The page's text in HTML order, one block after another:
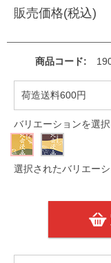
販売価格(税込)
商品コード
荷造送料600円
バリエーションを選
選択されたバリエー